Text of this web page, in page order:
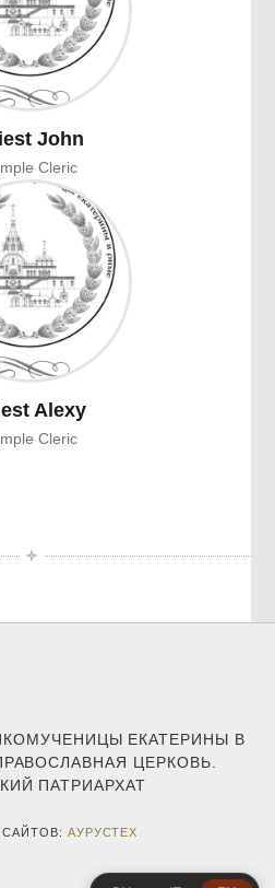
John
Cleric
Alexy
Cleric
ЕКАТЕРИНЫ В
ЦЕРКОВЬ.
ПАТРИАРХАТ
АУРУСТЕХ